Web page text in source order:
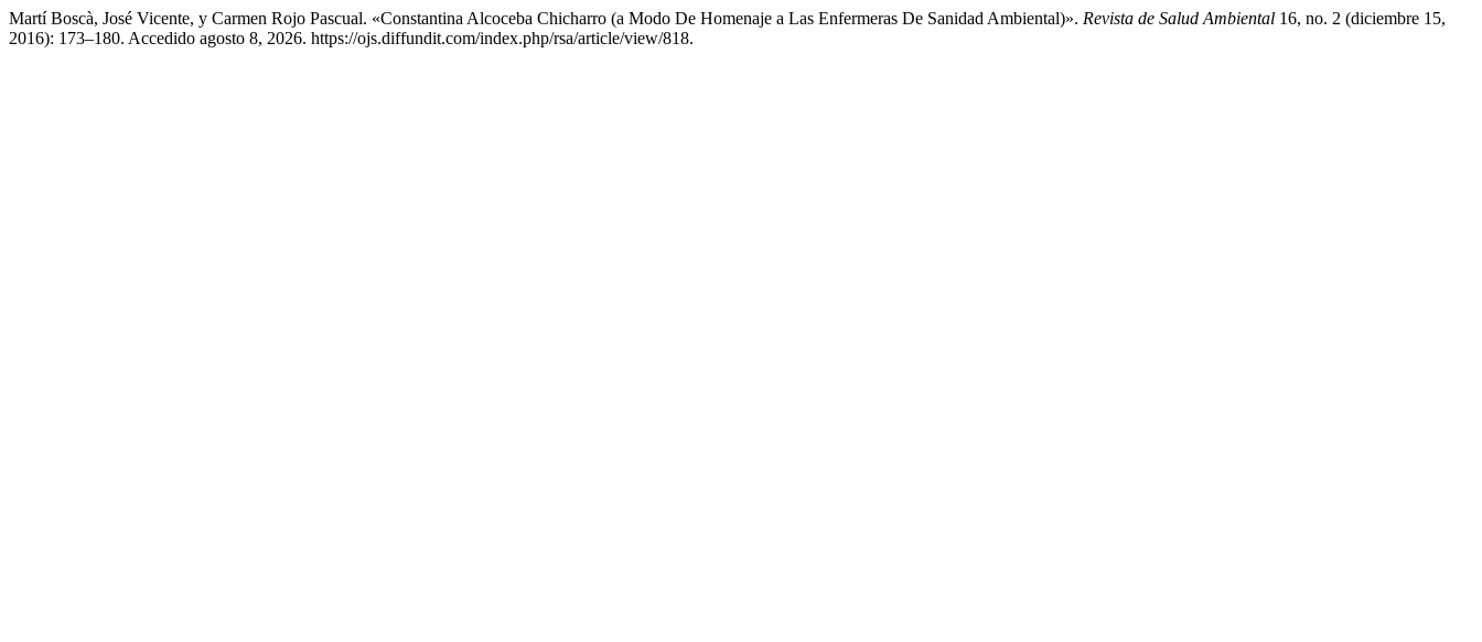
Martí Boscà, José Vicente, y Carmen Rojo Pascual. «Constantina Alcoceba Chicharro (a Modo De Homenaje a Las Enfermeras De Sanidad Ambiental)». Revista de Salud Ambiental 16, no. 2 (diciembre 15,
2016): 173–180. Accedido agosto 8, 2026. https://ojs.diffundit.com/index.php/rsa/article/view/818.